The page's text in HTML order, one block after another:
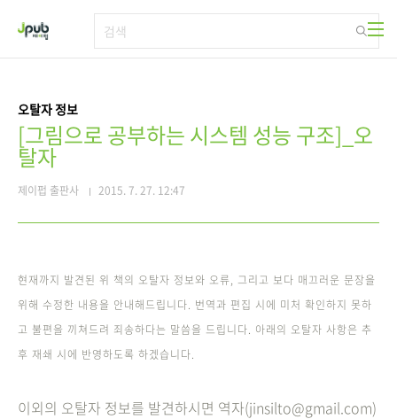
오탈자 정보
[그림으로 공부하는 시스템 성능 구조]_오
탈자
제이펍 출판사 2015. 7. 27. 12:47
현재까지 발견된 위 책의 오탈자 정보와 오류, 그리고 보다 매끄러운 문장을
위해 수정한 내용을 안내해드립니다. 번역과 편집 시에 미처 확인하지 못하
고 불편을 끼쳐드려 죄송하다는 말씀을 드립니다. 아래의 오탈자 사항은 추
후 재쇄 시에 반영하도록 하겠습니다.
이외의 오탈자 정보를 발견하시면 역자(jinsilto@gmail.com)